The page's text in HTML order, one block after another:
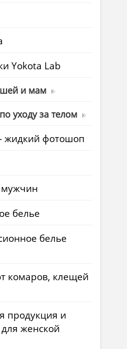
Yokota Lab
и мам
уходу за телом
жидкий фотошоп
мужчин
белье
белье
комаров, клещей
продукция и
для женской